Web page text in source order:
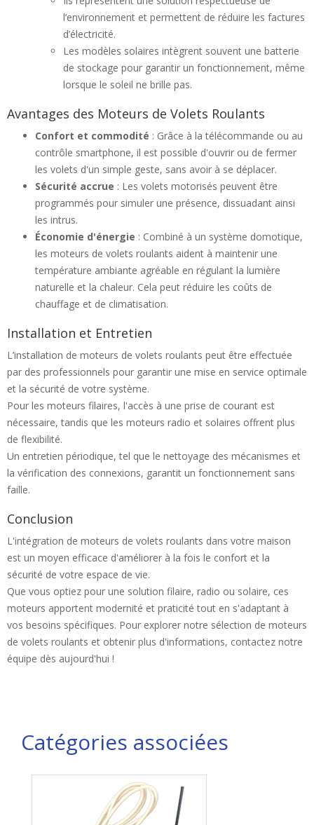
l’environnement et permettent de réduire les factures
d’électricité.
Les modèles solaires intègrent souvent une batterie
de stockage pour garantir un fonctionnement, même
lorsque le soleil ne brille pas.
Avantages des Moteurs de Volets Roulants
Confort et commodité : Grâce à la télécommande ou au
contrôle smartphone, il est possible d'ouvrir ou de fermer
les volets d'un simple geste, sans avoir à se déplacer.
Sécurité accrue : Les volets motorisés peuvent être
programmés pour simuler une présence, dissuadant ainsi
les intrus.
Économie d'énergie : Combiné à un système domotique,
les moteurs de volets roulants aident à maintenir une
température ambiante agréable en régulant la lumière
naturelle et la chaleur. Cela peut réduire les coûts de
chauffage et de climatisation.
Installation et Entretien
L’installation de moteurs de volets roulants peut être effectuée
par des professionnels pour garantir une mise en service optimale
et la sécurité de votre système.
Pour les moteurs filaires, l'accès à une prise de courant est
nécessaire, tandis que les moteurs radio et solaires offrent plus
de flexibilité.
Un entretien périodique, tel que le nettoyage des mécanismes et
la vérification des connexions, garantit un fonctionnement sans
faille.
Conclusion
L'intégration de moteurs de volets roulants dans votre maison
est un moyen efficace d'améliorer à la fois le confort et la
sécurité de votre espace de vie.
Que vous optiez pour une solution filaire, radio ou solaire, ces
moteurs apportent modernité et praticité tout en s'adaptant à
vos besoins spécifiques. Pour explorer notre sélection de moteurs
de volets roulants et obtenir plus d'informations, contactez notre
équipe dès aujourd'hui !
Catégories associées